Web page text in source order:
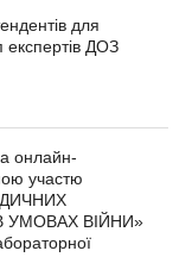
для
експертів ДОЗ
онлайн-
участю
УМОВАХ ВІЙНИ»